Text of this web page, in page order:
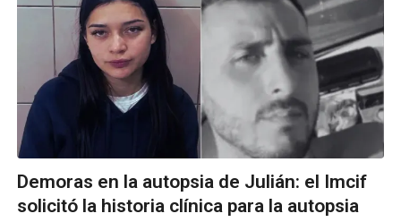
Demoras en la autopsia de Julián: el Imcif
solicitó la historia clínica para la autopsia